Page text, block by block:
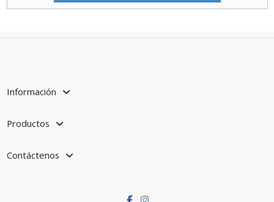
Información
Productos
Contáctenos